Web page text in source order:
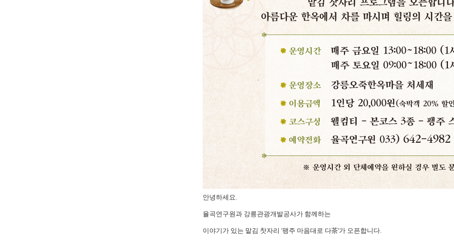
안녕하세요.
율곡연구원과 강릉관광개발공사가 함께하는
이야기가 있는 맡김 찻자리 '팽주 마음대로 다茶'가 오픈합니다.